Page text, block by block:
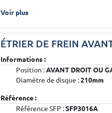
Voir plus
ÉTRIER DE FREIN
Informations :
Position : AVANT DROIT OU
Diamètre de disque : 210mm
Référence :
Référence SFP : SFP3016A